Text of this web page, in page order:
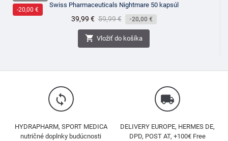
-20,00 €
Swiss Pharmaceuticals Nightmare 50 kapsúl
Cena
39,99 € Bežná
cena
59,99 € -20,00 €
 Vložiť do košíka
loop
HYDRAPHARM, SPORT MEDICA
nutričné doplnky budúcnosti
local_shipping
DELIVERY EUROPE, HERMES DE,
DPD, POST AT, +100€ Free